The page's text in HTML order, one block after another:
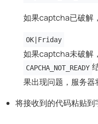
如果captcha已破解
OK|Friday
如果captcha未破解
CAPCHA_NOT_READY
果出现问题，服务器
将接收到的代码粘贴到